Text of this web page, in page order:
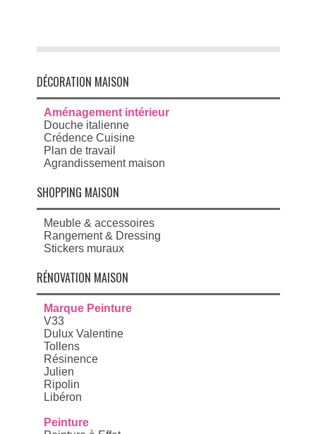
DÉCORATION MAISON
Aménagement intérieur
Douche italienne
Crédence Cuisine
Plan de travail
Agrandissement maison
SHOPPING MAISON
Meuble & accessoires
Rangement & Dressing
Stickers muraux
RÉNOVATION MAISON
Marque Peinture
V33
Dulux Valentine
Tollens
Résinence
Julien
Ripolin
Libéron
Peinture